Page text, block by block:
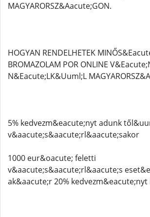
MAGYARORSZ&Aacute;GON.
HOGYAN RENDELHETEK
BROMAZOLAM POR ONLINE
N&Eacute;LK&Uuml;L
5% kedvezm&eacute;nyt adunk
v&aacute;s&aacute;rl&aacute;sakor
1000 eur&oacute; feletti
v&aacute;s&aacute;rl&aacute;s
ak&aacute;r 20%